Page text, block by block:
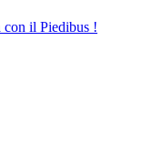
con il Piedibus !